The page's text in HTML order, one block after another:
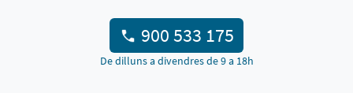
900 533 175
De dilluns a divendres de 9 a 18h